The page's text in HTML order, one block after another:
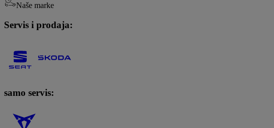
Naše marke
Servis i prodaja:
samo servis: